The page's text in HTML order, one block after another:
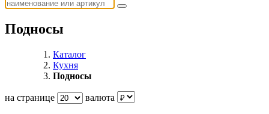
Подносы
Каталог
Кухня
Подносы
на странице валюта